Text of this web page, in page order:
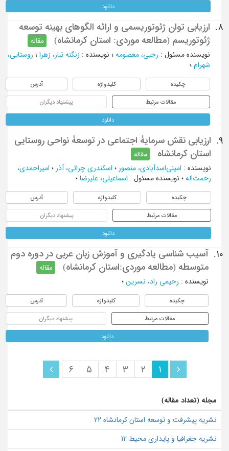
دانلود
8.
ارزیابی توان ژئوتوریسمی و ارائه الگوهای بهینه توسعه
ژئوتوریسم (مطالعه موردی: استان کرمانشاه)
مقاله
نویسنده مسئول : رجبی، معصومه؛ نویسنده: زنگنه تبار، زهرا ؛ روستایی،
شهرام؛
چکیده کلیدواژه آدرس
مقالات مرتبط پیشنهاد دیگران
دانلود
9.
ارزیابی نقش سرمایۀ اجتماعی در توسعۀ نواحی روستایی
استان کرمانشاه
مقاله
نویسنده: امینی‌اسدآبادی، منصور؛ اسکندری‌ چراتی، آذر؛ امیراحمدی،
رحمت‌اله؛ نویسنده مسئول : اسماعیلی، علیرضا؛
چکیده کلیدواژه آدرس
مقالات مرتبط پیشنهاد دیگران
دانلود
10.
آسیب شناسی یادگیری و آموزش زبان عربی در دوره دوم
متوسطه (مطالعه موردی:استان کرمانشاه)
مقاله
نویسنده: رحیمی راد، نسرین؛
چکیده کلیدواژه آدرس
مقالات مرتبط پیشنهاد دیگران
دانلود
1
2
3
4
5
6
مجله (تعداد مقاله)
نشریه پیشرفت و توسعه استان کرمانشاه 22
نشریه جغرافیا و پایداری محیط 12